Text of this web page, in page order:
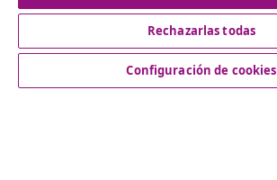
Servicio al Cliente
Rechazarlas todas
Configuración de cookies